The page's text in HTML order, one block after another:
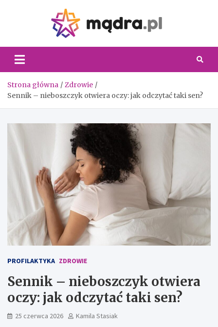
Strona główna
Zdrowie
Sennik – nieboszczyk otwiera oczy: jak odczytać taki sen?
PROFILAKTYKA ZDROWIE
Sennik – nieboszczyk otwiera
oczy: jak odczytać taki sen?
25 czerwca 2026 Kamila Stasiak